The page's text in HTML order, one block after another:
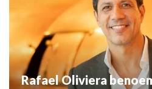
Rafael Oliviera